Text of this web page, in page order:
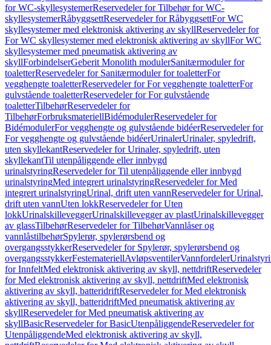
for WC-skyllesystemerReservedeler for Tilbehør for WC-
skyllesystemerRåbyggsettReservedeler for RåbyggsettFor WC
skyllesystemer med elektronisk aktivering av skyllReservedeler for
For WC skyllesystemer med elektronisk aktivering av skyllFor WC
skyllesystemer med pneumatisk aktivering av
skyllForbindelserGeberit Monolith modulerSanitærmoduler for
toaletterReservedeler for Sanitærmoduler for toaletterFor
vegghengte toaletterReservedeler for For vegghengte toaletterFor
gulvstående toaletterReservedeler for For gulvstående
toaletterTilbehørReservedeler for
TilbehørForbruksmateriellBidémodulerReservedeler for
BidémodulerFor vegghengte og gulvstående bidéerReservedeler for
For vegghengte og gulvstående bidéerUrinalerUrinaler, spyledrift,
uten skyllekantReservedeler for Urinaler, spyledrift, uten
skyllekantTil utenpåliggende eller innbygd
urinalstyringReservedeler for Til utenpåliggende eller innbygd
urinalstyringMed integrert urinalstyringReservedeler for Med
integrert urinalstyringUrinal, drift uten vannReservedeler for Urinal,
drift uten vannUten lokkReservedeler for Uten
lokkUrinalskilleveggerUrinalskillevegger av plastUrinalskillevegger
av glassTilbehørReservedeler for TilbehørVannlåser og
vannlåstilbehørSpylerør, spylerørsbend og
overgangsstykkerReservedeler for Spylerør, spylerørsbend og
overgangsstykkerFestemateriellAvløpsventilerVannfordeler
for InnfeltMed elektronisk aktivering av skyll, nettdriftReservedeler
for Med elektronisk aktivering av skyll, nettdriftMed elektronisk
aktivering av skyll, batteridriftReservedeler for Med elektronisk
aktivering av skyll, batteridriftMed pneumatisk aktivering av
skyllReservedeler for Med pneumatisk aktivering av
skyllBasicReservedeler for BasicUtenpåliggendeReservedeler for
UtenpåliggendeMed elektronisk aktivering av skyll,